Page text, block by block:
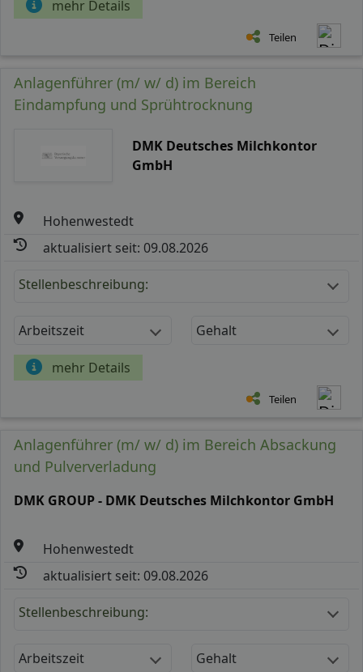
mehr Details
Teilen
Anlagenführer (m/ w/ d) im Bereich
Eindampfung und Sprühtrocknung
DMK Deutsches Milchkontor
GmbH
Hohenwestedt
aktualisiert seit: 09.08.2026
Stellenbeschreibung:
Arbeitszeit Gehalt
mehr Details
Teilen
Anlagenführer (m/ w/ d) im Bereich Absackung
und Pulververladung
DMK GROUP - DMK Deutsches Milchkontor GmbH
Hohenwestedt
aktualisiert seit: 09.08.2026
Stellenbeschreibung:
Arbeitszeit Gehalt